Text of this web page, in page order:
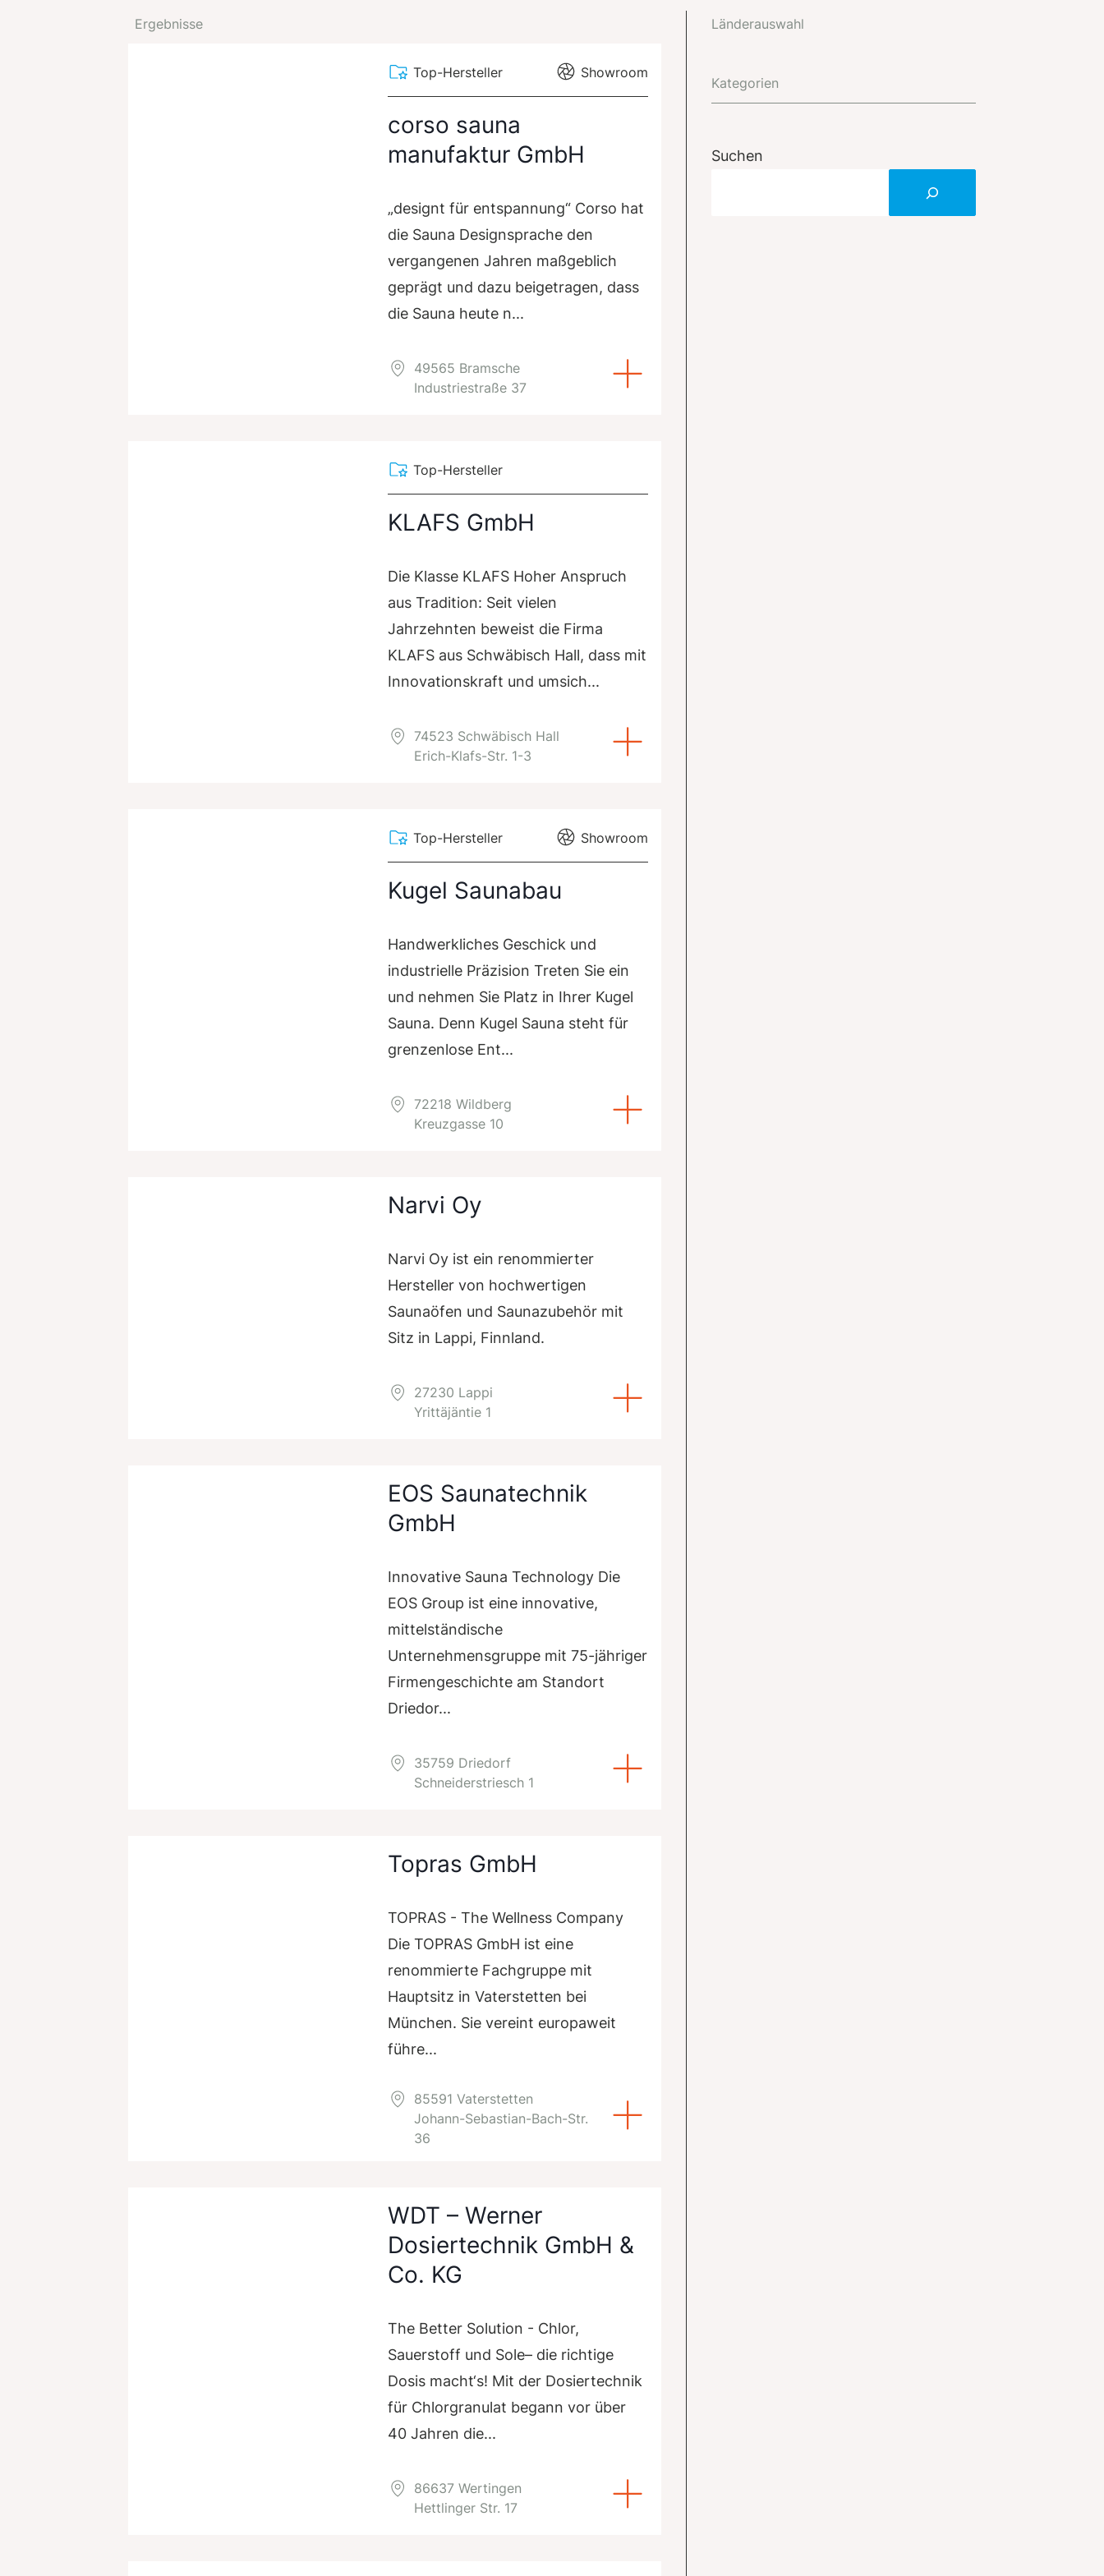
Ergebnisse
Top-Hersteller Showroom
corso sauna
manufaktur GmbH
„designt für entspannung“ Corso hat
die Sauna Designsprache den
vergangenen Jahren maßgeblich
geprägt und dazu beigetragen, dass
die Sauna heute n...
49565 Bramsche
Industriestraße 37
Top-Hersteller
KLAFS GmbH
Die Klasse KLAFS Hoher Anspruch
aus Tradition: Seit vielen
Jahrzehnten beweist die Firma
KLAFS aus Schwäbisch Hall, dass mit
Innovationskraft und umsich...
74523 Schwäbisch Hall
Erich-Klafs-Str. 1-3
Top-Hersteller Showroom
Kugel Saunabau
Handwerkliches Geschick und
industrielle Präzision Treten Sie ein
und nehmen Sie Platz in Ihrer Kugel
Sauna. Denn Kugel Sauna steht für
grenzenlose Ent...
72218 Wildberg
Kreuzgasse 10
Narvi Oy
Narvi Oy ist ein renommierter
Hersteller von hochwertigen
Saunaöfen und Saunazubehör mit
Sitz in Lappi, Finnland.
27230 Lappi
Yrittäjäntie 1
EOS Saunatechnik
GmbH
Innovative Sauna Technology Die
EOS Group ist eine innovative,
mittelständische
Unternehmensgruppe mit 75-jähriger
Firmengeschichte am Standort
Driedor...
35759 Driedorf
Schneiderstriesch 1
Topras GmbH
TOPRAS - The Wellness Company
Die TOPRAS GmbH ist eine
renommierte Fachgruppe mit
Hauptsitz in Vaterstetten bei
München. Sie vereint europaweit
führe...
85591 Vaterstetten
Johann-Sebastian-Bach-Str.
36
WDT – Werner
Dosiertechnik GmbH &
Co. KG
The Better Solution - Chlor,
Sauerstoff und Sole– die richtige
Dosis macht‘s! Mit der Dosiertechnik
für Chlorgranulat begann vor über
40 Jahren die...
86637 Wertingen
Hettlinger Str. 17
Länderauswahl
Kategorien
Suchen